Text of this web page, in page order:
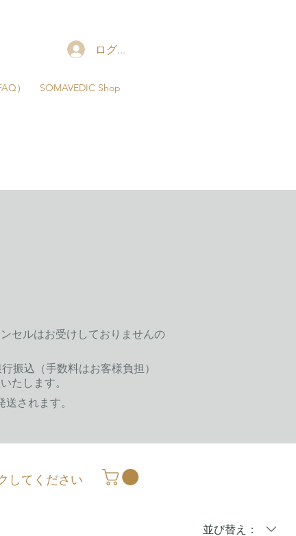
ログイン
） SOMAVEDIC Shop
セルはお受けしておりませんの
振込（手数料はお客様負担）
たします。
送されます。
並び替え：
してください